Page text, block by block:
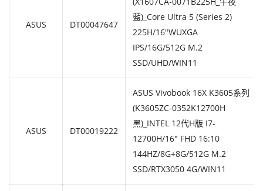
ASUS DT00047647
藍)_Core Ultra 5 (Series 2)
225H/16"WUXGA
IPS/16G/512G M.2
SSD/UHD/WIN11
ASUS DT00019222
ASUS Vivobook 16X K3605系列
(K3605ZC-0352K12700H
黑)_INTEL 12代H版 I7-
12700H/16" FHD 16:10
144HZ/8G+8G/512G M.2
SSD/RTX3050 4G/WIN11